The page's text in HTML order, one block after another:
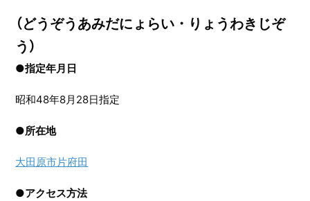
（どうぞうあみだにょらい・りょうわきじぞ
う）
●指定年月日
昭和48年8月28日指定
●所在地
大田原市片府田
●アクセス方法